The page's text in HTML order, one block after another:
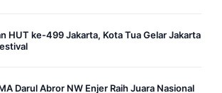
HUT ke-499 Jakarta, Kota Tua Gelar Jakarta
Darul Abror NW Enjer Raih Juara Nasional